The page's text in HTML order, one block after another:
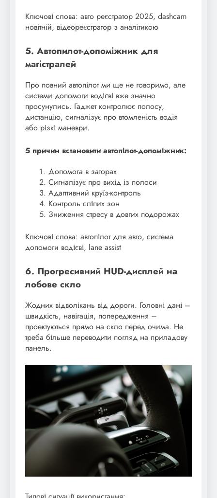
Ключові слова: авто реєстратор 2025, dashcam
новітній, відеореєстратор з аналітикою
5. Автопилот-допоміжник для
магістралей
Про повний автопілот ми ще не говоримо, але
системи допомоги водієві вже значно
просунулись. Гаджет контролює полосу,
дистанцію, сигналізує про втомленість водія
або різкі маневри.
5 причин встановити автопілот-допоміжник:
Допомога в заторах
Сигналізує про вихід із полоси
Адаптивний круїз-контроль
Контроль сліпих зон
Зниження стресу в довгих подорожах
Ключові слова: автопілот для авто, система
допомоги водієві, lane assist
6. Прогресивний HUD-дисплей на
лобове скло
Жодних відволікань від дороги. Головні дані –
швидкість, навігація, попередження –
проектуються прямо на скло перед очима. Не
треба більше переводити погляд на приладову
панель.